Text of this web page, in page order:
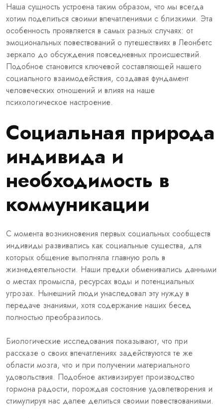
Наша сущность устроена таким образом, что мы всегда
хотим поделиться своими впечатлениями с близкими. Эта
особенность проявляется в самых разных случаях: от
эмоциональных повествований о путешествиях в Леонбетс
зеркало до обсуждения повседневных происшествий.
Подобное становится ключевой составляющей нашего
социального взаимодействия, создавая фундамент
человеческих отношений и влияя на наше
психологическое настроение.
Социальная природа
индивида и
необходимость в
коммуникации
С момента возникновения первых социальных сообществ
индивиды развивались как социальные существа, для
которых общение выполняла главную роль в
жизнедеятельности. Наши предки обменивались данными
о местах промысла, ресурсах воды и потенциальных
угрозах. Нынешний люди унаследовал эту нужду в
передаче знаниями, хотя содержание наших бесед
полностью преобразилось.
Биологические исследования показывают, что при
рассказе о своих впечатлениях задействуются те же
области мозга, что и при получении материального
удовольствия. Подобное активизирует производство
гормона радости, порождая состояние удовлетворения и
стимулируя нас далее делиться своими повествованиями.